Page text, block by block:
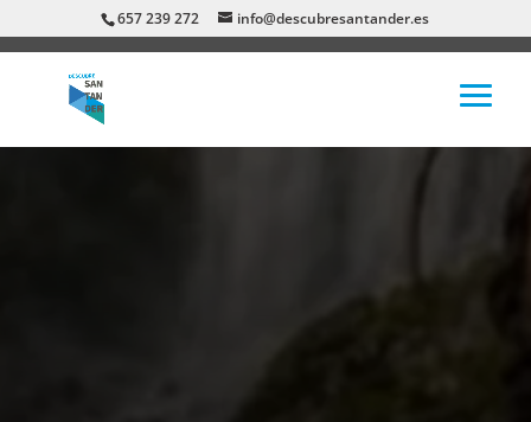
657 239 272 info@descubresantander.es